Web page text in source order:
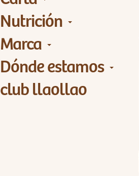
Nutrición
Marca
Dónde estamos
club llaollao